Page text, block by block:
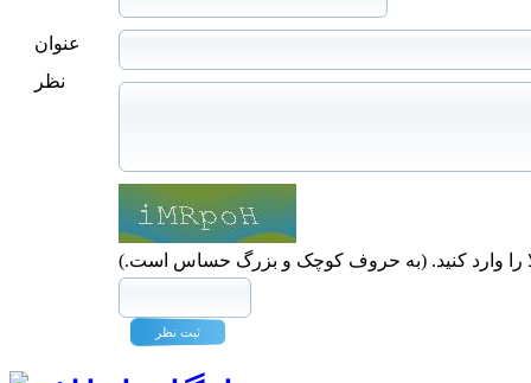
عنوان
نظر
را وارد کنید. (به حروف کوچک و بزرگ حساس است.)